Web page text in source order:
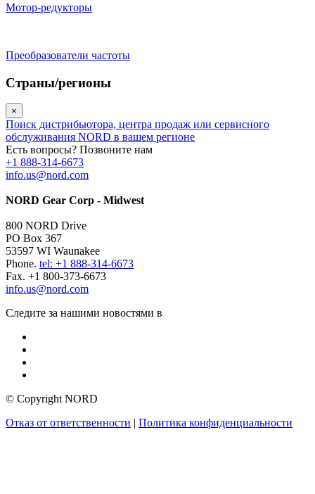
Мотор-редукторы
Преобразователи частоты
Страны/регионы
×
Поиск дистрибьютора, центра продаж или сервисного
обслуживания NORD в вашем регионе
Есть вопросы? Позвоните нам
+1 888-314-6673
info.us@nord.com
NORD Gear Corp - Midwest
800 NORD Drive
PO Box 367
53597 WI Waunakee
Phone. tel: +1 888-314-6673
Fax. +1 800-373-6673
info.us@nord.com
Следите за нашими новостями в
© Copyright NORD
Отказ от ответственности | Политика конфиденциальности